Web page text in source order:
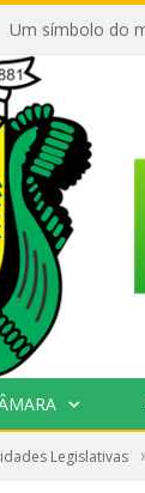
Um símbolo do
Legislativas